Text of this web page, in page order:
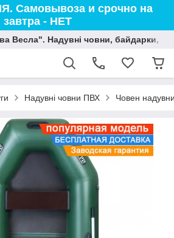
Самовывоза и срочно на
завтра - НЕТ
Весла". Надувні човни, байдарки,
Надувні човни ПВХ Човен